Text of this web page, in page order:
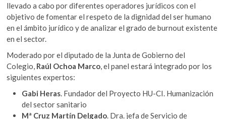
llevado a cabo por diferentes operadores jurídicos con el
objetivo de fomentar el respeto de la dignidad del ser humano
en el ámbito jurídico y de analizar el grado de burnout existente
en el sector.
Moderado por el diputado de la Junta de Gobierno del
Colegio, Raúl Ochoa Marco , el panel estará integrado por los
siguientes expertos:
Gabi Heras . Fundador del Proyecto HU-CI. Humanización
del sector sanitario
Mª Cruz Martín Delgado . Dra. jefa de Servicio de